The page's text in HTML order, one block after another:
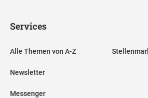
Services
Alle Themen von A-Z
Newsletter
Messenger